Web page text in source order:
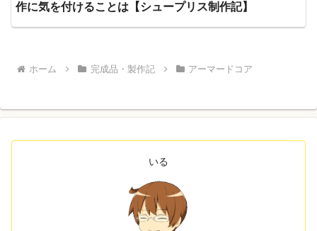
作に気を付けることは【シュープリス制作記】
ホーム 完成品・製作記 アーマードコア
いる